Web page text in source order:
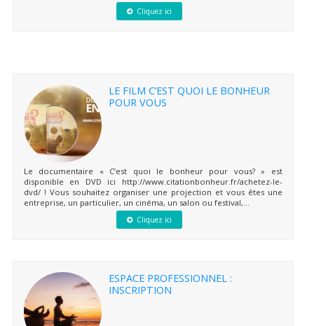
Cliquez ici
LE FILM C’EST QUOI LE BONHEUR
POUR VOUS
Le documentaire « C’est quoi le bonheur pour vous? » est
disponible en DVD ici http://www.citationbonheur.fr/achetez-le-
dvd/ ! Vous souhaitez organiser une projection et vous êtes une
entreprise, un particulier, un cinéma, un salon ou festival,...
Cliquez ici
ESPACE PROFESSIONNEL :
INSCRIPTION